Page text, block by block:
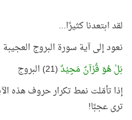
لقد ابتعدنا كثيرًا...
نعود إلى آية سورة البروج العجيبة
بَلْ هُوَ قُرْآنٌ مَجِيْدٌ(21) البروج
إذا تأمّلت نمط تكرار حروف هذه
ترى عجبًا!